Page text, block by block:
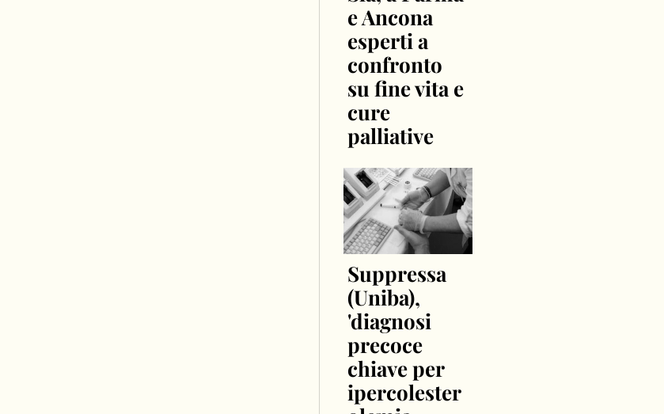
e Ancona
esperti a
confronto
su fine vita e
cure
palliative
Suppressa
(Uniba),
'diagnosi
precoce
chiave per
ipercolester